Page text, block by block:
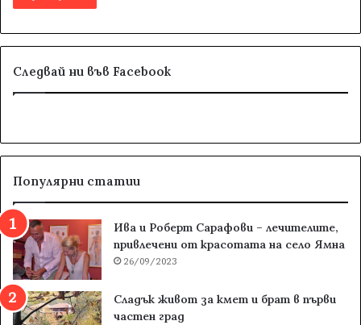
Следвай ни във Facebook
Популярни статии
Ива и Роберт Сарафови – лечителите,
привлечени от красотата на село Ямна
26/09/2023
Сладък живот за кмет и брат в първи
частен град